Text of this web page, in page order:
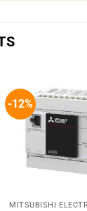
-12%
MITSUBISHI